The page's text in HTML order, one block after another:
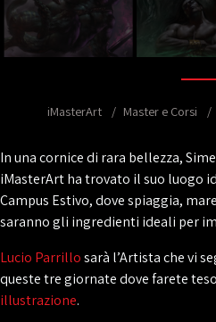
iMasterArt Master e Corsi
In una cornice di rara bellezza,
iMasterArt ha trovato il suo luogo
Campus Estivo, dove spiaggia,
saranno gli ingredienti ideali per
Lucio Parrillosarà l’Artista che vi
queste tre giornate dove farete
illustrazione.